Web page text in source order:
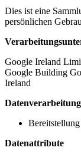
Dies ist eine
persönlichen
Google Ireland
Google Building
Ireland
Datenattribute